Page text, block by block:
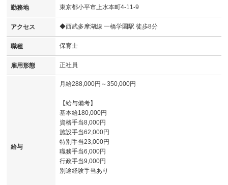
勤務地 東京都小平市上水本町4-11-9
アクセス ◆西武多摩湖線 一橋学園駅 徒歩8分
職種 保育士
雇用形態 正社員
給与
月給288,000円～350,000円
【給与備考】
基本給180,000円
資格手当8,000円
施設手当62,000円
特別手当23,000円
職務手当6,000円
行政手当9,000円
別途経験手当あり